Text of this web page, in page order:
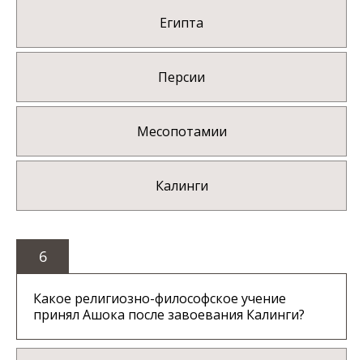
Египта
Персии
Месопотамии
Калинги
6
Какое религиозно-философское учение
принял Ашока после завоевания Калинги?